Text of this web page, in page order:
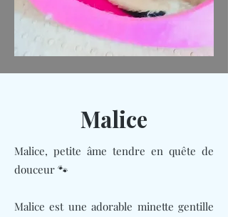
Malice
Malice, petite âme tendre en quête de
douceur 🐾
Malice est une adorable minette gentille